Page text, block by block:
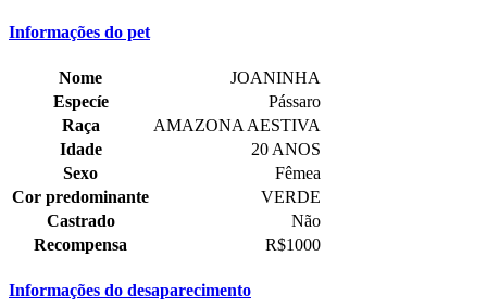
Informações do pet
Nome
JOANINHA
Especíe
Pássaro
Raça
AMAZONA AESTIVA
Idade
20 ANOS
Sexo
Fêmea
Cor predominante
VERDE
Castrado
Não
Recompensa
R$1000
Informações do desaparecimento